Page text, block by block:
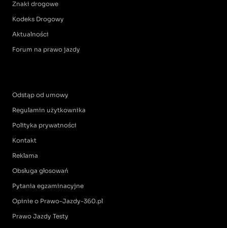
Znaki drogowe
Kodeks Drogowy
Aktualności
Forum na prawo jazdy
Odstąp od umowy
Regulamin użytkownika
Polityka prywatności
Kontakt
Reklama
Obsługa głosowań
Pytania egzaminacyjne
Opinie o Prawo-Jazdy-360.pl
Prawo Jazdy Testy